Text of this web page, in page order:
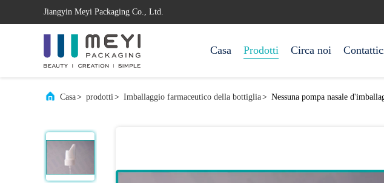
Jiangyin Meyi Packaging Co., Ltd.
Casa Prodotti Circa noi
Casa> prodotti> Imballaggio farmaceutico della bottiglia> Nessuna pompa nasale